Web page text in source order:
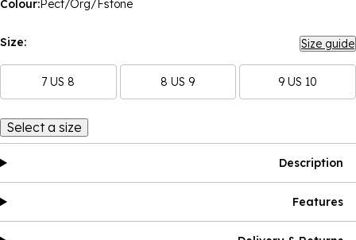
Colour:Pect/Org/Fstone
Size: Size guide
7 US 8 8 US 9 9 US 10
Select a size
Description
Features